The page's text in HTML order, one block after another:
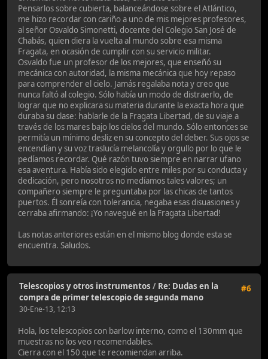
Pensarlos sobre cubierta, balanceándose sobre el Atlántico,
me hizo recordar con cariño a uno de mis mejores profesores,
al señor Osvaldo Simonetti, docente del Colegio San José de
Chabás, quien diera la vuelta al mundo sobre esa misma
Fragata, en ocasión de cumplir con su servicio militar.
Osvaldo fue un profesor de los mejores, que enseñó su
mecánica con autoridad, la misma mecánica que hoy repaso
para comprender el cielo. Jamás regalaba nota y creo que
nunca faltó al colegio. Sólo había un modo de distraerlo, de
lograr que no explicara su materia durante la exacta hora que
duraba su clase: hablarle de la Fragata Libertad, de su viaje a
través de los mares bajo los cielos del mundo. Sólo entonces se
permitía un mínimo desliz en su concepto del deber. Sus ojos se
encendían y su voz traslucía melancolía y orgullo por lo que le
pedíamos recordar. Qué razón tuvo siempre en narrar ufano
esa aventura. Había sido elegido entre miles por su conducta y
dedicación, pero nosotros no medíamos tales valores; un
compañero siempre le preguntaba por las chicas de tantos
puertos. Él sonreía con tolerancia, negaba esas disuasiones y
cerraba afirmando: ¡Yo navegué en la Fragata Libertad!
Las notas anteriores están en el mismo blog donde esta se
encuentra. Saludos.
#6
Telescopios y otros instrumentos / Re: Dudas en la
compra de primer telescopio de segunda mano
30-Ene-13, 12:13
Hola, los telescopios con barlow interno, como el 130mm que
muestras no los veo recomendables.
Cierra con el 150 que te recomiendan arriba.